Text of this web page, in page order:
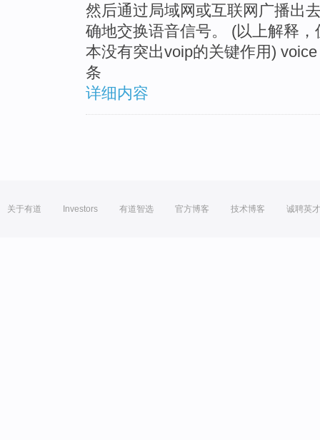
然后通过局域网或互联网广播出
确地交换语音信号。 (以上解释
本没有突出voip的关键作用)
条
详细内容
关于有道 Investors 有道智选 官方博客 技术博客 诚聘英才